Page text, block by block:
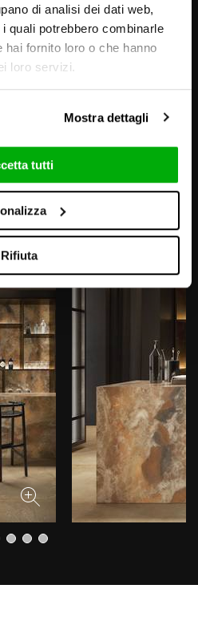
di analisi dei dati web,
quali potrebbero combinarle
fornito loro o che hanno
loro servizi.
Mostra dettagli
tutti
Rifiuta